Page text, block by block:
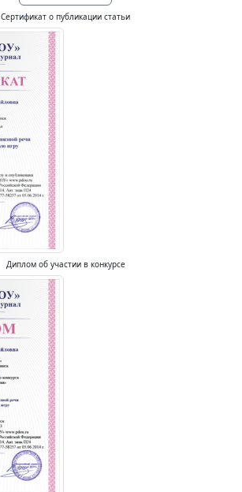
Сертификат о публикации статьи
Диплом об участии в конкурсе